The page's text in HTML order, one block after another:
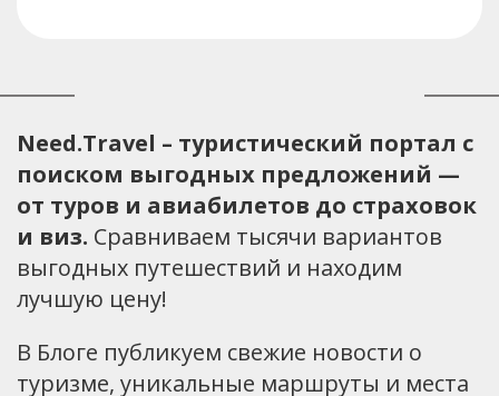
Need.Travel – туристический портал с
поиском выгодных предложений —
от туров и авиабилетов до страховок
и виз. Сравниваем тысячи вариантов
выгодных путешествий и находим
лучшую цену!
В Блоге публикуем свежие новости о
туризме, уникальные маршруты и места